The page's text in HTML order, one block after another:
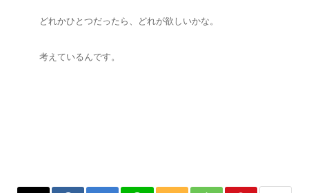
どれかひとつだったら、どれが欲しいかな。
考えているんです。